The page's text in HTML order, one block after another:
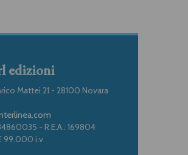
edizioni
Mattei 21 - 28100 Novara
- R.E.A.: 169804
99.000 i.v